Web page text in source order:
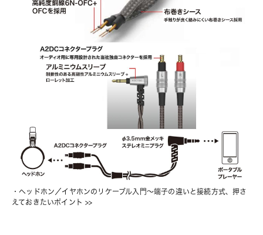
・ ヘッドホン／イヤホンのリケーブル入門〜端子の違いと接続方式、押さ
えておきたいポイント >>